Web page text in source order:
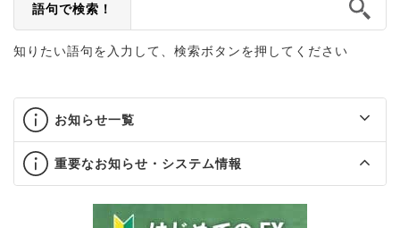
語句で検索！
知りたい語句を入力して、検索ボタンを押してください
お知らせ一覧
重要なお知らせ・システム情報